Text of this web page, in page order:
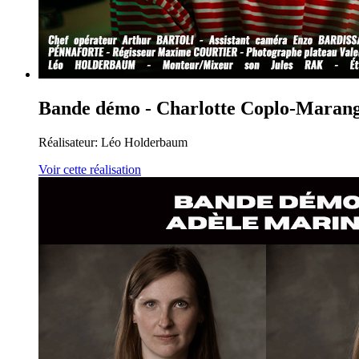
Bande démo - Charlotte Coplo-
Réalisateur: Léo Holderbaum
Voir cette réalisation